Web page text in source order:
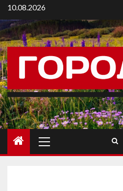
10.08.2026